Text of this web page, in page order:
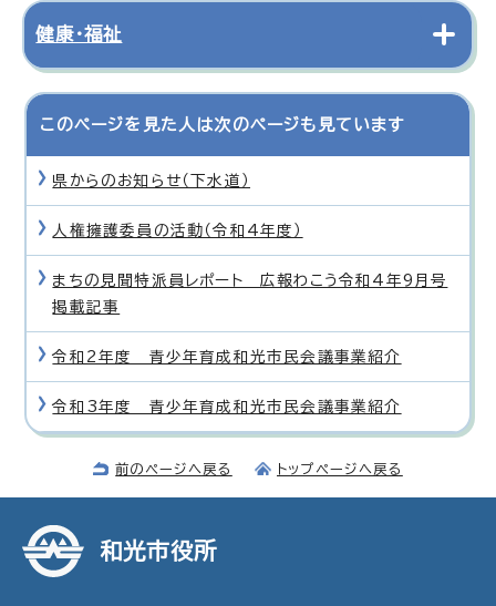
健康・福祉
このページを見た人は次のページも見ています
県からのお知らせ（下水道）
人権擁護委員の活動（令和4年度）
まちの見聞特派員レポート 広報わこう令和4年9月号
掲載記事
令和2年度 青少年育成和光市民会議事業紹介
令和3年度 青少年育成和光市民会議事業紹介
前のページへ戻る トップページへ戻る
和光市役所